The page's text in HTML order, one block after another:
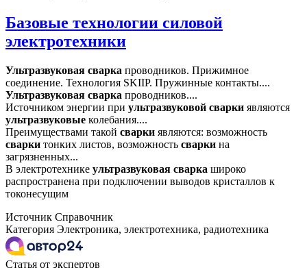
Базовые технологии силовой
электротехники
Ультразвуковая сварка проводников. Прижимное
соединение. Технология SKIIP. Пружинные контакты....
Ультразвуковая сварка проводников....
Источником энергии при ультразвуковой сварки являются
ультразвуковые колебания....
Преимуществами такой сварки являются: возможность
сварки тонких листов, возможность сварки на
загрязненных...
В электротехнике ультразвуковая сварка широко
распространена при подключении выводов кристаллов к
токонесущим
Источник Справочник
Категория Электроника, электротехника, радиотехника
Статья от экспертов